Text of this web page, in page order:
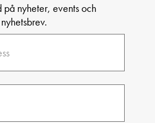
nyheter, events och